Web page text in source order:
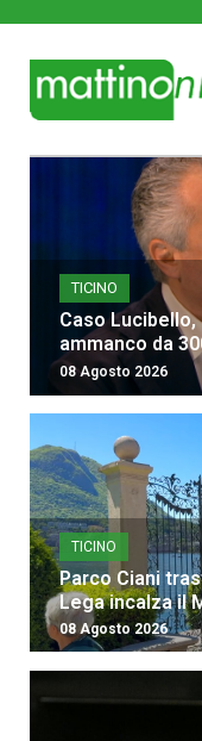
TICINO
Caso
ammanco da
08 Agosto 2026
TICINO
Parco Ciani
Lega incalza il
08 Agosto 2026